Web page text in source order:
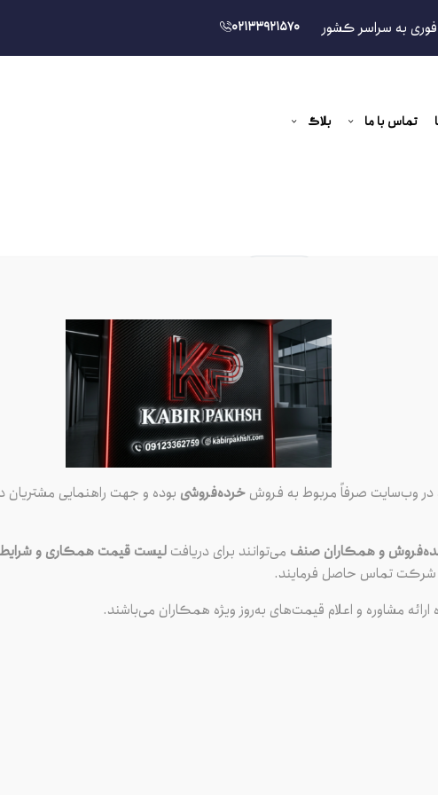
به سراسر کشور 02133921570
تماس با ما بلاگ
خرید شمع اکیوم
اصلی | بهترین قیمت
وب‌سایت صرفاً مربوط به فروش خرده‌فروشی بوده و جهت راهنمایی مشتریان
و همکاران صنف می‌توانند برای دریافت لیست قیمت همکاری و شرایط
تماس حاصل فرمایند.
ارائه مشاوره و اعلام قیمت‌های به‌روز ویژه همکاران می‌باشند.